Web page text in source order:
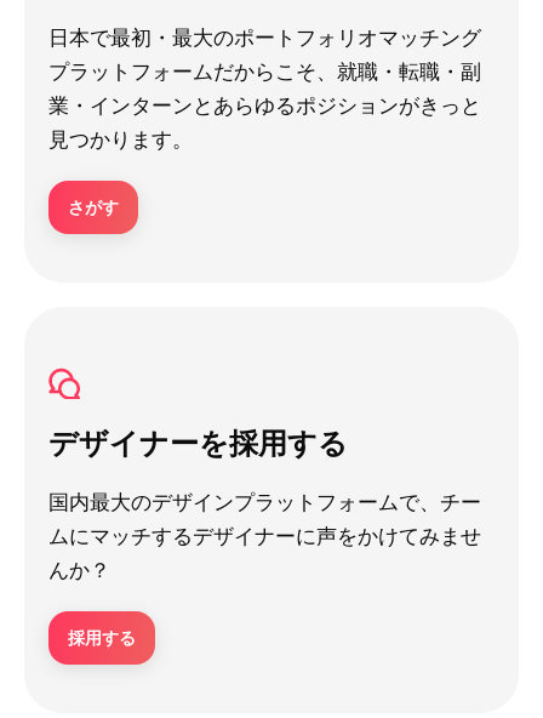
日本で最初・最大のポートフォリオマッチング
プラットフォームだからこそ、就職・転職・副
業・インターンとあらゆるポジションがきっと
見つかります。
さがす
デザイナーを採用する
国内最大のデザインプラットフォームで、チー
ムにマッチするデザイナーに声をかけてみませ
んか？
採用する